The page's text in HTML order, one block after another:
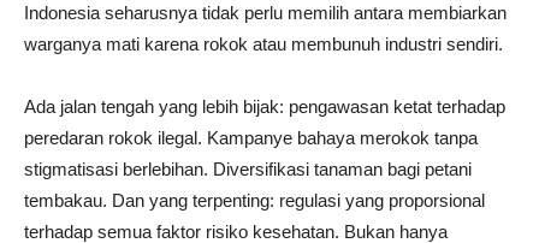
Indonesia seharusnya tidak perlu memilih antara membiarkan
warganya mati karena rokok atau membunuh industri sendiri.
Ada jalan tengah yang lebih bijak: pengawasan ketat terhadap
peredaran rokok ilegal. Kampanye bahaya merokok tanpa
stigmatisasi berlebihan. Diversifikasi tanaman bagi petani
tembakau. Dan yang terpenting: regulasi yang proporsional
terhadap semua faktor risiko kesehatan. Bukan hanya